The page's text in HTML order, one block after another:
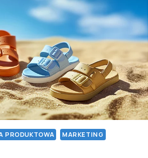
ZDJĘCIA
BIŻUTERII:
OŚWIETLENIE,
RETUSZ
I
SPRZEDAŻ
PRODUKTOWA
MARKETING